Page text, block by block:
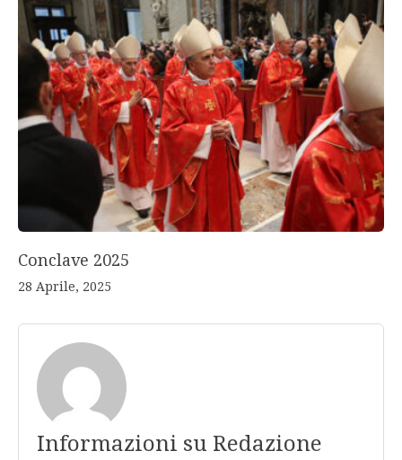
Conclave 2025
28 Aprile, 2025
Informazioni su Redazione